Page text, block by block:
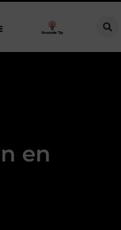
voor een diepe en
en